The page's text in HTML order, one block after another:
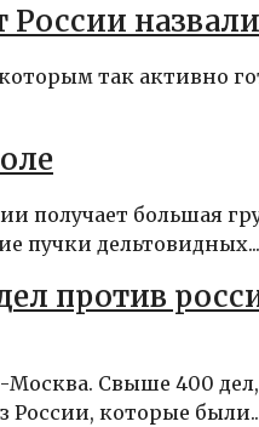
так активно
получает большая
пучки дельтовидных...
против
Москва. Свыше 400
России, которые